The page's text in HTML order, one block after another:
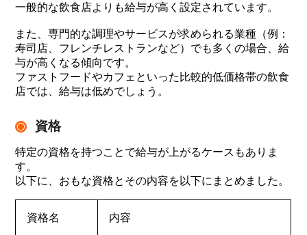
一般的な飲食店よりも給与が高く設定されています。
また、専門的な調理やサービスが求められる業種（例：
寿司店、フレンチレストランなど）でも多くの場合、給
与が高くなる傾向です。
ファストフードやカフェといった比較的低価格帯の飲食
店では、給与は低めでしょう。
資格
特定の資格を持つことで給与が上がるケースもありま
す。
以下に、おもな資格とその内容を以下にまとめました。
資格名 内容